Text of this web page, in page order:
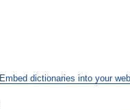
Embed dictionaries into your